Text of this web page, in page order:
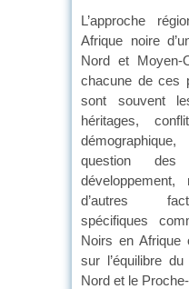
L’approche
Afrique noire
Nord et Moyen-
chacune de ces
sont souvent
héritages,
question
développement,
d’autres
spécifiques
Noirs en Afrique
sur l’équilibre
Nord et le